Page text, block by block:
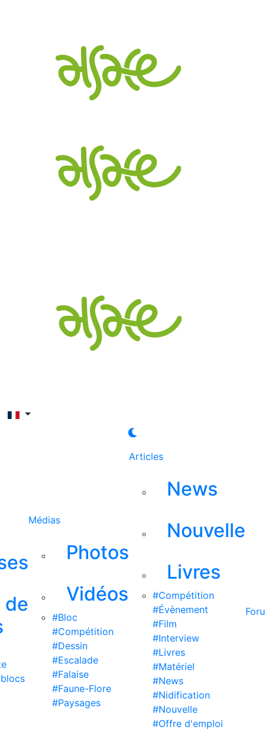
de
Médias
Photos
Vidéos
#Bloc
#Compétition
#Dessin
#Escalade
#Falaise
#Faune-Flore
#Paysages
Articles
News
Nouvelle
Livres
#Compétition
#Évènement
#Film
#Interview
#Livres
#Matériel
#News
#Nidification
#Nouvelle
#Offre d'emploi